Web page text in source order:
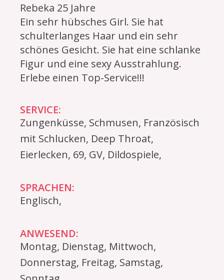
Rebeka 25 Jahre
Ein sehr hübsches Girl. Sie hat
schulterlanges Haar und ein sehr
schönes Gesicht. Sie hat eine schlanke
Figur und eine sexy Ausstrahlung.
Erlebe einen Top-Service!!!
SERVICE:
Zungenküsse, Schmusen, Französisch
mit Schlucken, Deep Throat,
Eierlecken, 69, GV, Dildospiele,
SPRACHEN:
Englisch,
ANWESEND:
Montag, Dienstag, Mittwoch,
Donnerstag, Freitag, Samstag,